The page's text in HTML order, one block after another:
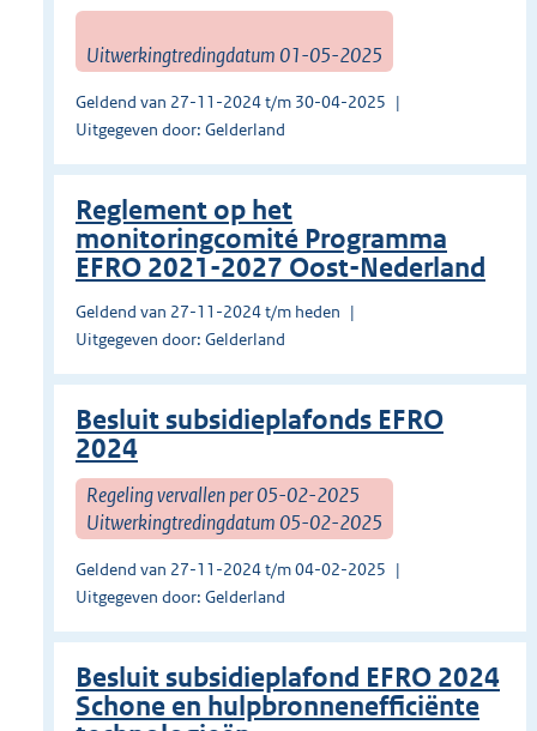
Uitwerkingtredingdatum 01-05-2025
Geldend van 27-11-2024 t/m 30-04-2025
Uitgegeven door: Gelderland
Reglement op het
monitoringcomité Programma
EFRO 2021-2027 Oost-Nederland
Geldend van 27-11-2024 t/m heden
Uitgegeven door: Gelderland
Besluit subsidieplafonds EFRO
2024
Regeling vervallen per 05-02-2025
Uitwerkingtredingdatum 05-02-2025
Geldend van 27-11-2024 t/m 04-02-2025
Uitgegeven door: Gelderland
Besluit subsidieplafond EFRO 2024
Schone en hulpbronnenefficiënte